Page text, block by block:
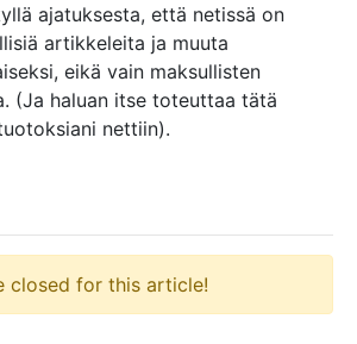
ajatuksesta, että netissä on
artikkeleita ja muuta
eikä vain maksullisten
(Ja haluan itse toteuttaa tätä
nettiin).
closed for this article!